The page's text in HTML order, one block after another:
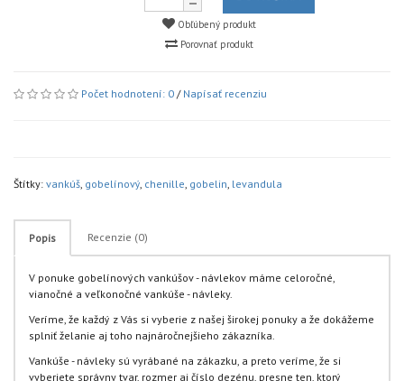
Obľúbený produkt
Porovnať produkt
Počet hodnotení: 0 / Napísať recenziu
Štítky: vankúš, gobelínový, chenille, gobelin, levandula
Popis Recenzie (0)
V ponuke gobelínových vankúšov - návlekov máme celoročné,
vianočné a veľkonočné vankúše - návleky.
Veríme, že každý z Vás si vyberie z našej širokej ponuky a že dokážeme
splniť želanie aj toho najnáročnejšieho zákazníka.
Vankúše - návleky sú vyrábané na zákazku, a preto veríme, že si
vyberiete správny tvar, rozmer aj číslo dezénu, presne ten, ktorý